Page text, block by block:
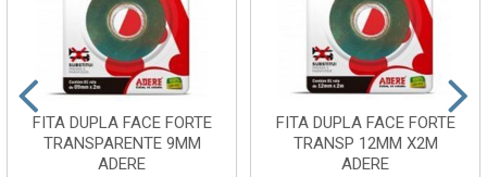
FITA DUPLA FACE FORTE
TRANSPARENTE 9MM
ADERE
FITA DUPLA FACE FORTE
TRANSP 12MM X2M
ADERE